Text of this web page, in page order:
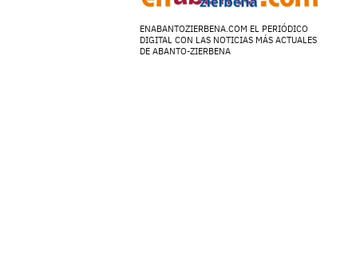
ENABANTOZIERBENA.COM EL PERIÓDICO
DIGITAL CON LAS NOTICIAS MÁS ACTUALES
DE ABANTO-ZIERBENA